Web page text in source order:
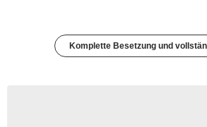
Komplette Besetzung und